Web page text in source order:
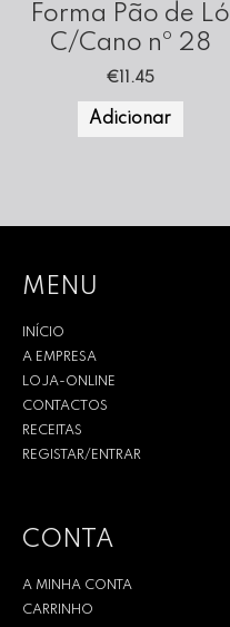
Forma Pão de Ló
C/Cano nº 28
€ 11.45
Adicionar
MENU
INÍCIO
A EMPRESA
LOJA-ONLINE
CONTACTOS
RECEITAS
REGISTAR/ENTRAR
CONTA
A MINHA CONTA
CARRINHO